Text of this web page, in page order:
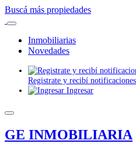
Buscá más propiedades
Inmobiliarias
Novedades
Registrate y recibí
Ingresar
GE INMOBILIARIA